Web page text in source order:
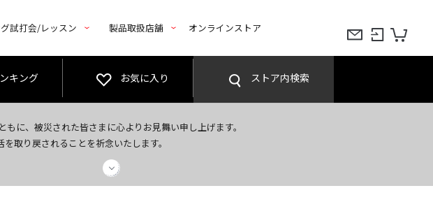
試打会/レッスン 製品取扱店舗 オンラインストア
キング お気に入り ストア内検索
に、被災された皆さまに心よりお見舞い申し上げます。
取り戻されることを祈念いたします。
ポンプレゼント！